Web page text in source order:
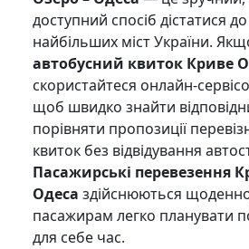
доступний спосіб дістатися
найбільших міст України.
автобусний квиток Криве
скористайтеся онлайн-
щоб швидко знайти
порівняти пропозиції
квиток без відвідування
Пасажирські перевезення
Одеса здійснюються
пасажирам легко планувати
для себе час.